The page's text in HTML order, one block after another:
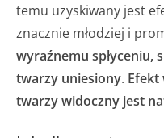
temu uzyskiwany jest
znacznie młodziej i
wyraźnemu spłyceniu,
twarzy uniesiony. Efekt
twarzy widoczny jest